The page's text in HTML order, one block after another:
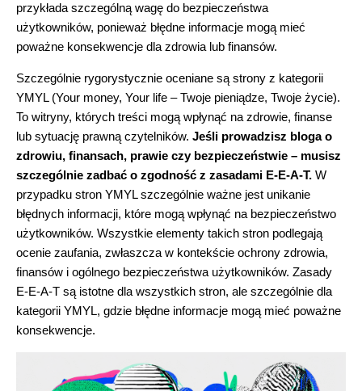
przykłada szczególną wagę do bezpieczeństwa
użytkowników, ponieważ błędne informacje mogą mieć
poważne konsekwencje dla zdrowia lub finansów.
Szczególnie rygorystycznie oceniane są strony z kategorii
YMYL (Your money, Your life – Twoje pieniądze, Twoje życie).
To witryny, których treści mogą wpłynąć na zdrowie, finanse
lub sytuację prawną czytelników. Jeśli prowadzisz bloga o
zdrowiu, finansach, prawie czy bezpieczeństwie – musisz
szczególnie zadbać o zgodność z zasadami E-E-A-T. W
przypadku stron YMYL szczególnie ważne jest unikanie
błędnych informacji, które mogą wpłynąć na bezpieczeństwo
użytkowników. Wszystkie elementy takich stron podlegają
ocenie zaufania, zwłaszcza w kontekście ochrony zdrowia,
finansów i ogólnego bezpieczeństwa użytkowników. Zasady
E-E-A-T są istotne dla wszystkich stron, ale szczególnie dla
kategorii YMYL, gdzie błędne informacje mogą mieć poważne
konsekwencje.